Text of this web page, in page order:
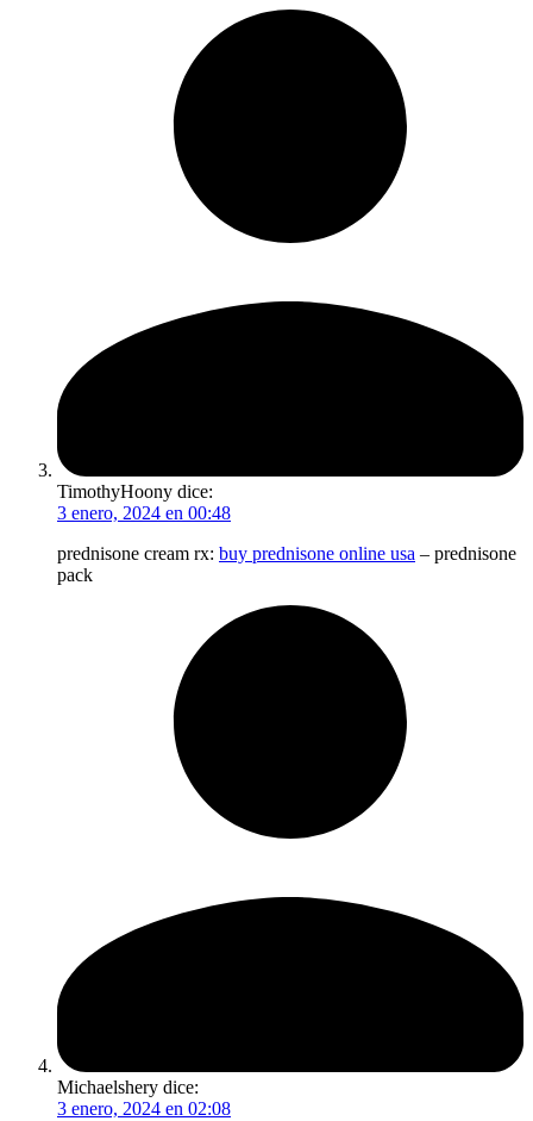
TimothyHoony dice:
3 enero, 2024 en 00:48
prednisone cream rx: buy prednisone online usa – prednisone
pack
Michaelshery dice:
3 enero, 2024 en 02:08